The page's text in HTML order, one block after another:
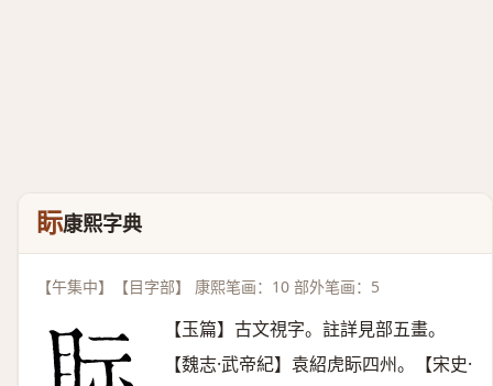
眎康熙字典
【午集中】【目字部】 康熙笔画：10 部外笔画：5
【玉篇】古文視字。註詳見部五畫。
【魏志·武帝紀】袁紹虎眎四州。【宋史·